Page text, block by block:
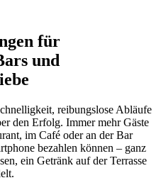
für
und
reibungslose Abläufe
den Erfolg. Immer mehr Gäste
im Café oder an der Bar
bezahlen können – ganz
ein Getränk auf der Terrasse